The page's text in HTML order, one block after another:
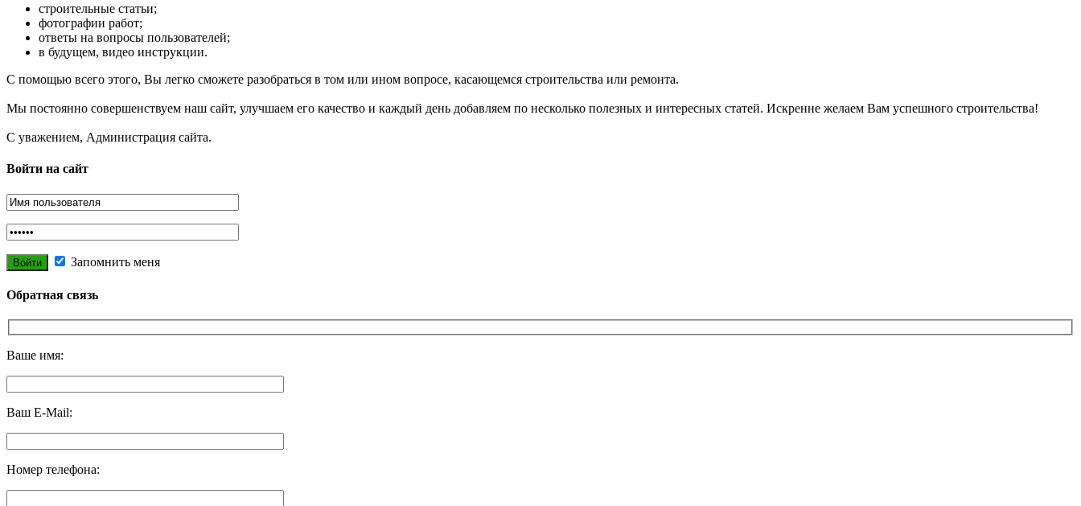
строительные статьи;
фотографии работ;
ответы на вопросы пользователей;
в будущем, видео инструкции.
С помощью всего этого, Вы легко сможете разобраться в том или ином вопросе, касающемся строительства или ремонта.
Мы постоянно совершенствуем наш сайт, улучшаем его качество и каждый день добавляем по несколько полезных и интересных статей. Искренне желаем Вам успешного строительства!
С уважением, Администрация сайта.
Войти на сайт
Запомнить меня
Обратная связь
Ваше имя:
Ваш E-Mail:
Номер телефона: